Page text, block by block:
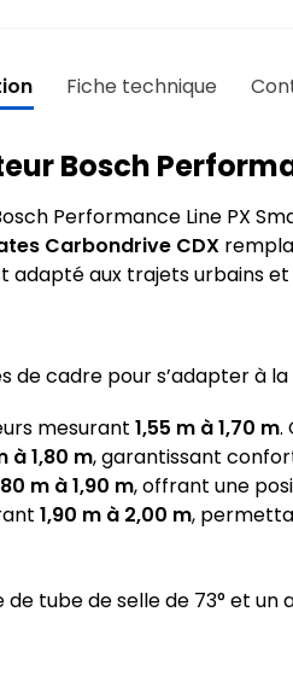
Fiche technique
Bosch
Performance Line PX
Carbondrive CDX
aux trajets urbains
de cadre pour s’adapter à
mesurant 1,55 m à 1,70 m.
à 1,80 m, garantissant
m à 1,90 m, offrant une
1,90 m à 2,00 m,
tube de selle de 73° et